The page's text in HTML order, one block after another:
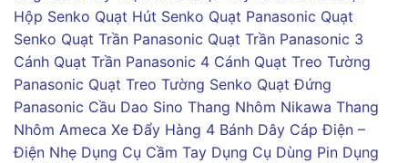
Hộp Senko Quạt Hút Senko Quạt Panasonic Quạt
Senko Quạt Trần Panasonic Quạt Trần Panasonic 3
Cánh Quạt Trần Panasonic 4 Cánh Quạt Treo Tường
Panasonic Quạt Treo Tường Senko Quạt Đứng
Panasonic Cầu Dao Sino Thang Nhôm Nikawa Thang
Nhôm Ameca Xe Đẩy Hàng 4 Bánh Dây Cáp Điện –
Điện Nhẹ Dụng Cụ Cầm Tay Dụng Cụ Dùng Pin Dụng